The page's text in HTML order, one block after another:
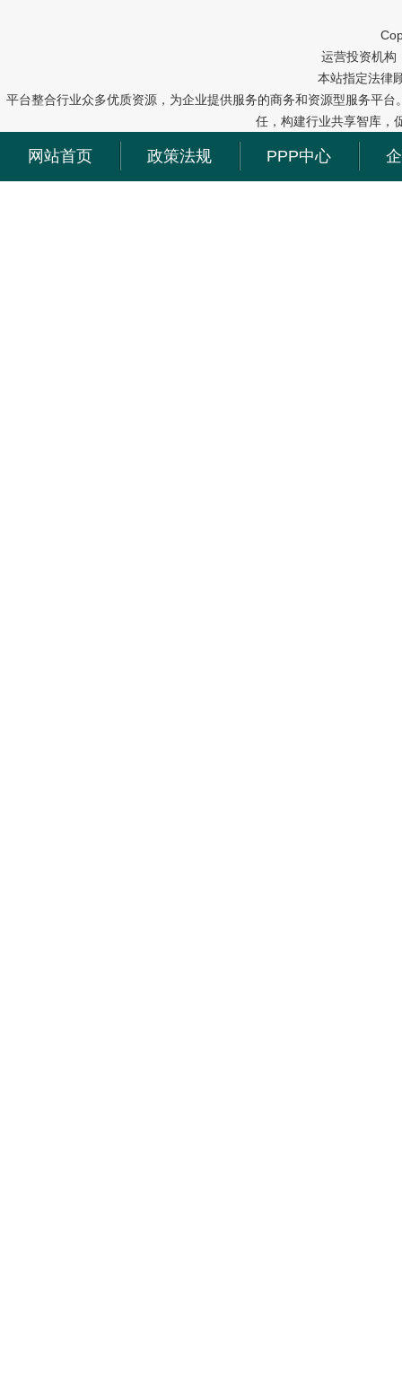
运营投资机构
本站指定法律
平台整合行业众多优质资源，为企业提供服务的商务和资源型服务平
任，构建行业共享智库，
网站首页 政策法规 PPP中心